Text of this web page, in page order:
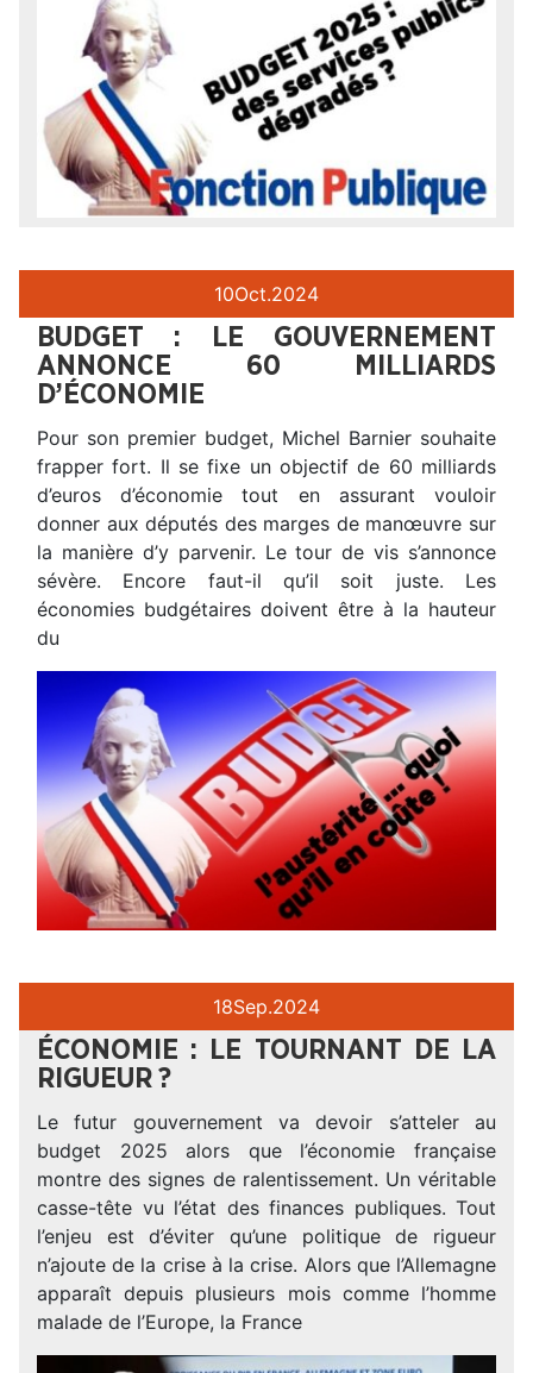
10Oct.2024
BUDGET : LE GOUVERNEMENT
ANNONCE 60 MILLIARDS
D’ÉCONOMIE
Pour son premier budget, Michel Barnier souhaite
frapper fort. Il se fixe un objectif de 60 milliards
d’euros d’économie tout en assurant vouloir
donner aux députés des marges de manœuvre sur
la manière d’y parvenir. Le tour de vis s’annonce
sévère. Encore faut-il qu’il soit juste. Les
économies budgétaires doivent être à la hauteur
du
18Sep.2024
ÉCONOMIE : LE TOURNANT DE LA
RIGUEUR ?
Le futur gouvernement va devoir s’atteler au
budget 2025 alors que l’économie française
montre des signes de ralentissement. Un véritable
casse-tête vu l’état des finances publiques. Tout
l’enjeu est d’éviter qu’une politique de rigueur
n’ajoute de la crise à la crise. Alors que l’Allemagne
apparaît depuis plusieurs mois comme l’homme
malade de l’Europe, la France